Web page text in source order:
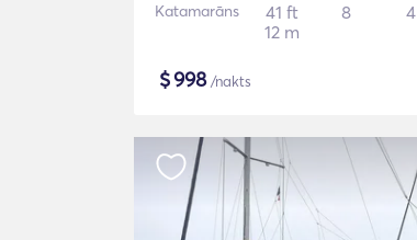
Katamarāns
41 ft
12 m
8 4
$998/nakts